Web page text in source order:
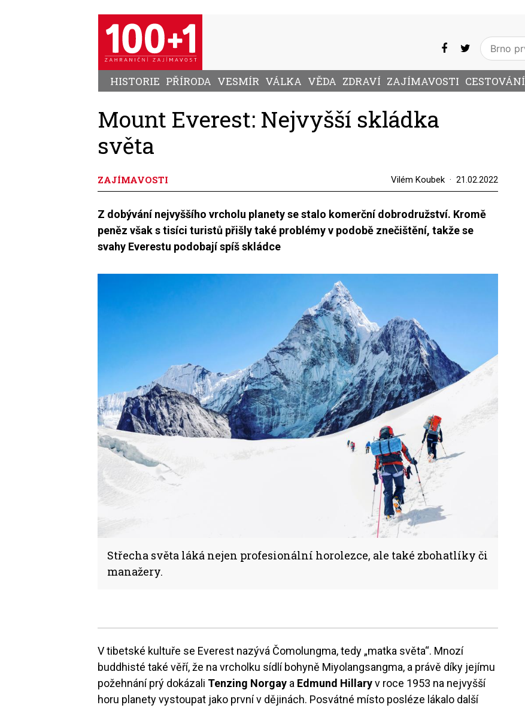
HISTORIE PŘÍRODA VESMÍR VÁLKA VĚDA ZDRAVÍ ZAJÍMAVOSTI CESTOVÁNÍ
Mount Everest: Nejvyšší skládka
světa
ZAJÍMAVOSTI Vilém Koubek 21.02.2022
Z dobývání nejvyššího vrcholu planety se stalo komerční dobrodružství. Kromě
peněz však s tisíci turistů přišly také problémy v podobě znečištění, takže se
svahy Everestu podobají spíš skládce
Střecha světa láká nejen profesionální horolezce, ale také zbohatlíky či
manažery.
V tibetské kultuře se Everest nazývá Čomolungma, tedy „matka světa“. Mnozí
buddhisté také věří, že na vrcholku sídlí bohyně Miyolangsangma, a právě díky jejímu
požehnání prý dokázali Tenzing Norgay a Edmund Hillaryv roce 1953 na nejvyšší
horu planety vystoupat jako první v dějinách. Posvátné místo posléze lákalo další